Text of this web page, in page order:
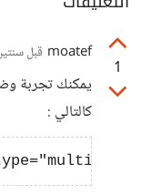
1
moatef قبل
كالتالي :